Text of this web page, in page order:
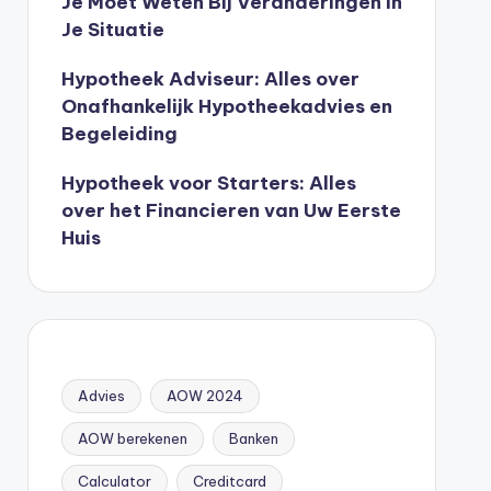
Je Situatie
Hypotheek Adviseur: Alles over
Onafhankelijk Hypotheekadvies en
Begeleiding
Hypotheek voor Starters: Alles
over het Financieren van Uw Eerste
Huis
Advies AOW 2024
AOW berekenen Banken
Calculator Creditcard